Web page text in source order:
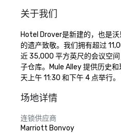
关于我们
Hotel Drover是新建的，也是
的遗产致敬。我们拥有超过
近 35,000 平方英尺的会议空
子仓库。Mule Alley 提供历史
天上午 11:30 和下午 4 点举行。
场地详情
连锁供应商
Marriott Bonvoy